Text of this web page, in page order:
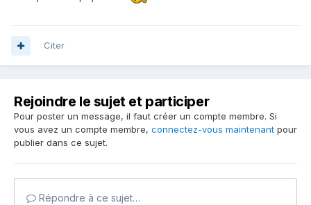
Citer
Rejoindre le sujet et participer
Pour poster un message, il faut créer un compte membre. Si
vous avez un compte membre, connectez-vous maintenant pour
publier dans ce sujet.
Répondre à ce sujet…